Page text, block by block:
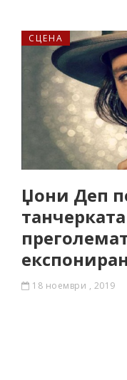
СЦЕНА
Џони Деп
18 ноември , 2019